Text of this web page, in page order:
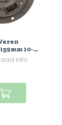
10-...
info